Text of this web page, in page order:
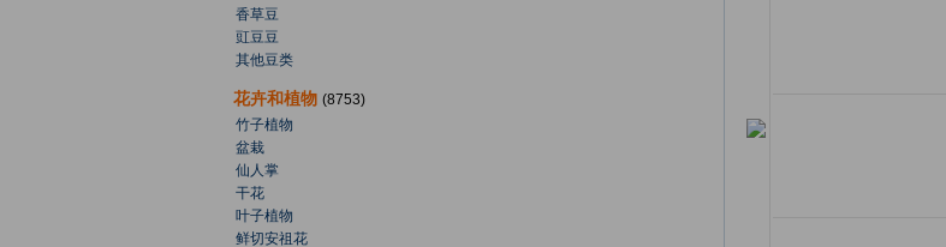
香草豆
豇豆豆
其他豆类
花卉和植物 (8753)
竹子植物
盆栽
仙人掌
干花
叶子植物
鲜切安祖花